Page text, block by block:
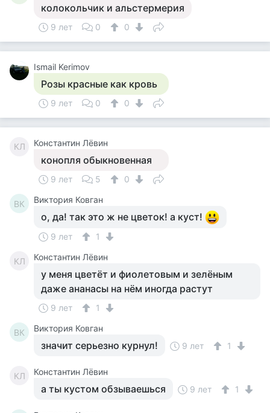
колокольчик и альстермерия
9 лет 0 0
Ismail Kerimov
Розы красные как кровь
9 лет 0 0
КЛ Константин Лёвин
конопля обыкновенная
9 лет 5 0
ВК Виктория Ковган
о, да! так это ж не цветок! а куст!
9 лет 1
КЛ Константин Лёвин
у меня цветёт и фиолетовым и зелёным
даже ананасы на нём иногда растут
9 лет 1
ВК Виктория Ковган
значит серьезно курнул! 9 лет 1
КЛ Константин Лёвин
а ты кустом обзываешься 9 лет 1